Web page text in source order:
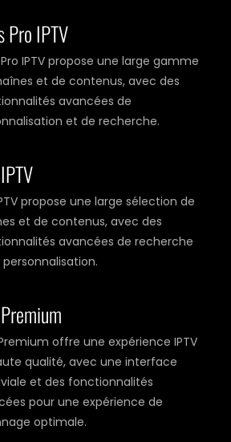
Pro IPTV
IPTV propose une large gamme
et de contenus, avec des
avancées de
et de recherche.
propose une large sélection de
et de contenus, avec des
avancées de recherche
offre une expérience IPTV
qualité, avec une interface
et des fonctionnalités
pour une expérience de
optimale.